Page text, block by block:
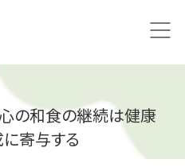
心の和食の継続は健康
寄与する
ース